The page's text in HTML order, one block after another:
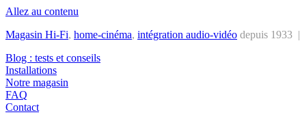
Allez au contenu
Magasin Hi-Fi, home-cinéma, intégration audio-vidéo depuis 1933 |
Blog : tests et conseils
Installations
Notre magasin
FAQ
Contact